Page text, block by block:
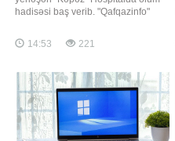
hadisəsi baş verib. "Qafqazinfo"
olan Türkiyə əsilli Tulin Turp dünən
tibb müəssisəsində keçirdiyi plastik
Bildirilib ki, Tulin Turp klinikada
esteti
14:53 221